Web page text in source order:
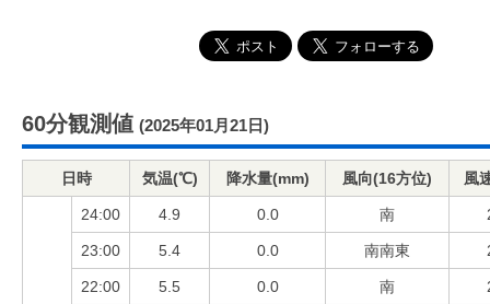
60分観測値 (2025年01月21日)
日時 気温(℃) 降水量(mm) 風向(16方位) 風
24:00 4.9 0.0 南
23:00 5.4 0.0 南南東
22:00 5.5 0.0 南